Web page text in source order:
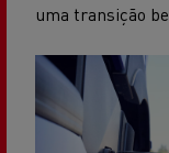
uma transição